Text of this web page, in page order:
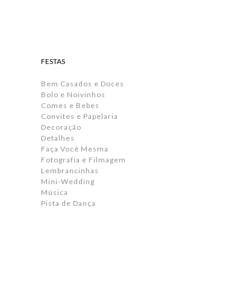
FESTAS
Bem Casados e Doces
Bolo e Noivinhos
Comes e Bebes
Convites e Papelaria
Decoração
Detalhes
Faça Você Mesma
Fotografia e Filmagem
Lembrancinhas
Mini-Wedding
Música
Pista de Dança